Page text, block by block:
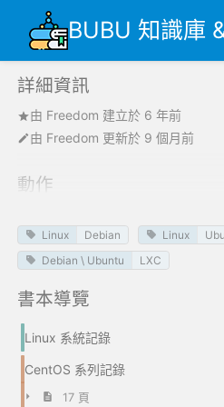
BUBU 知識庫
詳細資訊
由 Freedom 建立於 6 年前
由 Freedom 更新於 9 個月前
動作
Linux Debian Linux
Debian \ Ubuntu
LXC
書本導覽
Linux 系統記錄
CentOS 系列記錄
17 頁